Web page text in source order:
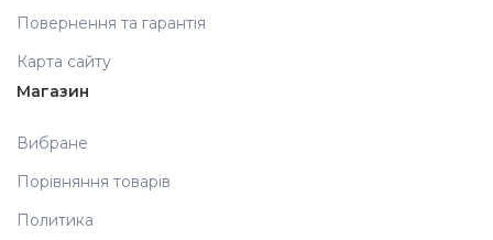
Повернення та гарантія
Карта сайту
Магазин
Вибране
Порівняння товарів
Политика